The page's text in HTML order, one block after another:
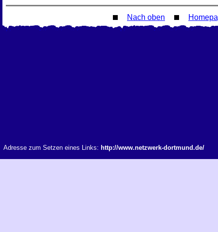
Nach oben
Adresse zum Setzen eines Links: http://www.netzwerk-dortmund.de/